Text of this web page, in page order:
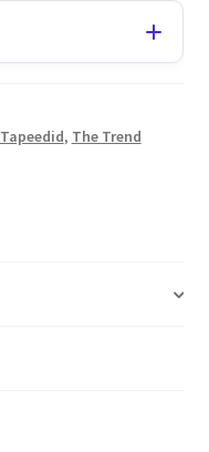
Tapeedid, The Trend